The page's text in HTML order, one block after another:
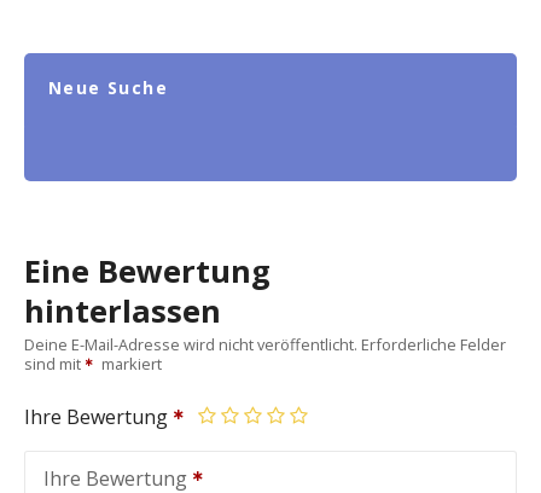
Neue Suche
Eine Bewertung
hinterlassen
Deine E-Mail-Adresse wird nicht veröffentlicht. Erforderliche Felder
sind mit
markiert
Ihre Bewertung
Ihre Bewertung